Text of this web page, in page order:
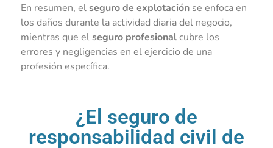
En resumen, elseguro de explotación se enfoca en
los daños durante la actividad diaria del negocio,
mientras que elseguro profesionalcubre los
errores y negligencias en el ejercicio de una
profesión específica.
¿El seguro de
responsabilidad civil de